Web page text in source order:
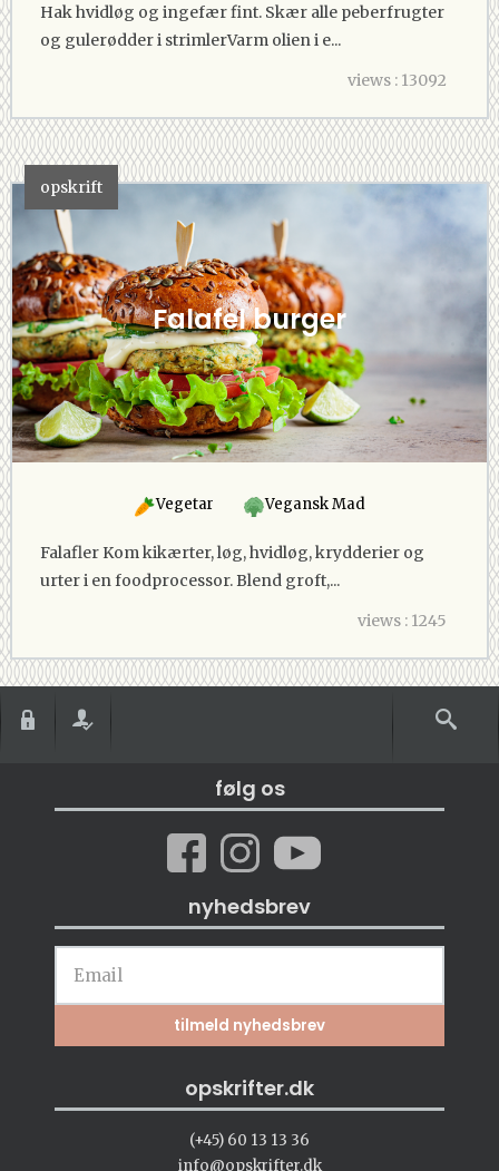
Hak hvidløg og ingefær fint. Skær alle peberfrugter
og gulerødder i strimlerVarm olien i e...
views : 13092
opskrift
Falafel burger
Vegetar Vegansk Mad
Falafler Kom kikærter, løg, hvidløg, krydderier og
urter i en foodprocessor. Blend groft,...
views : 1245
følg os
nyhedsbrev
opskrifter.dk
(+45) 60 13 13 36
info@opskrifter.dk